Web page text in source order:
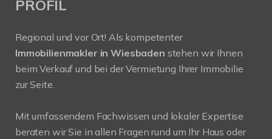
PROFIL
Regional und vor Ort! Als kompetenter
Immobilienmakler in Wiesbaden stehen wir Ihnen
beim Verkauf und bei der Vermietung Ihrer Immobilie
zur Seite.
Mit umfassendem Fachwissen und lokaler Expertise
beraten wir Sie in allen Fragen rund um Ihr Haus oder